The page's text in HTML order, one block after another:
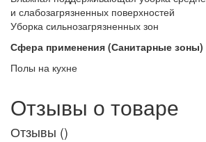
и слабозагрязненных поверхностей
Уборка сильнозагрязненных зон
Сфера применения (Санитарные зоны)
Полы на кухне
Отзывы о товаре
Отзывы ()